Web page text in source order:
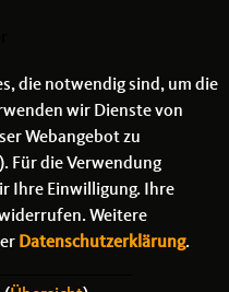
die notwendig sind, um die
wir Dienste von
Webangebot zu
Für die Verwendung
Ihre Einwilligung. Ihre
Weitere
Datenschutzerklärung.